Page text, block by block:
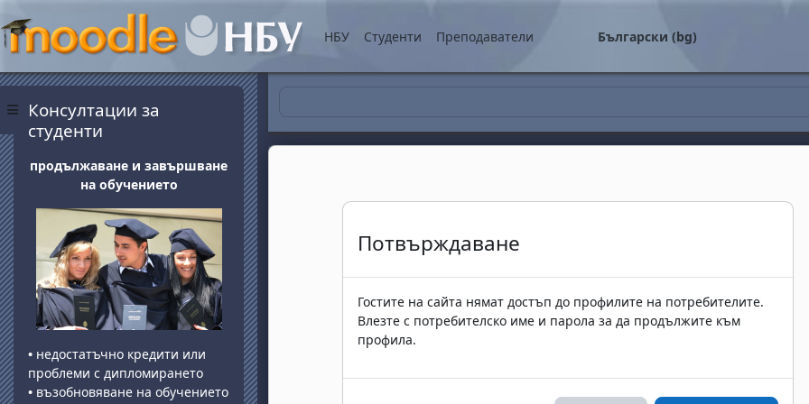
Прескочи на основното съдържание
Страничен панел
НБУ Студенти Преподаватели Български ‎(bg)‎
Потвърждаване
Гостите на сайта нямат достъп до профилите на потребителите.
Влезте с потребителско име и парола за да продължите към
профила.
Блокове
Консултации за
студенти
продължаване и завършване
на обучението
• недостатъчно кредити или
проблеми с дипломирането
• възобновяване на обучението